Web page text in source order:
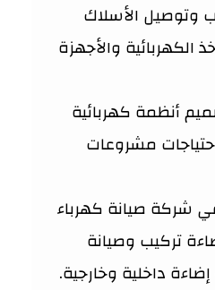
وتوصيل الأسلاك
الكهربائية والأجهزة
أنظمة كهربائية
مشروعات
شركة صيانة كهرباء
تركيب وصيانة
داخلية وخارجية.